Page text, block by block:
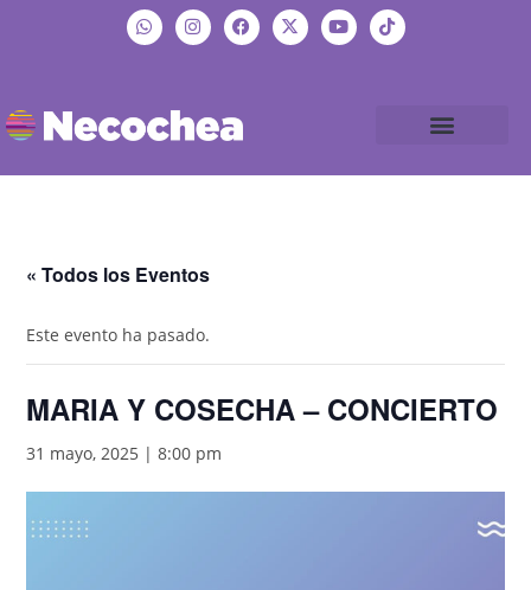
« Todos los Eventos
Este evento ha pasado.
MARIA Y COSECHA – CONCIERTO
31 mayo, 2025 | 8:00 pm